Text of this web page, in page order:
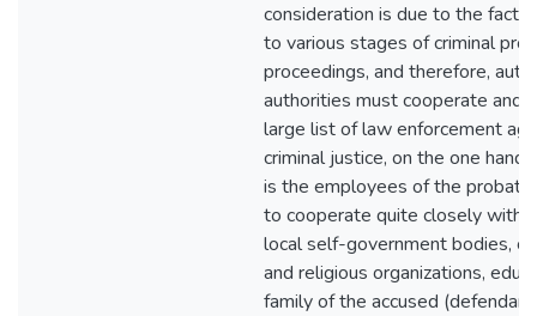
consideration is due to the fact
to various stages of criminal
proceedings, and therefore,
authorities must cooperate and
large list of law enforcement
criminal justice, on the one
is the employees of the
to cooperate quite closely with
local self-government bodies,
and religious organizations,
family of the accused